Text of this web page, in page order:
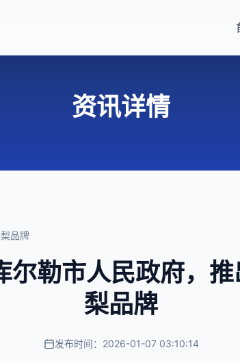
资讯详情
品牌
尔勒市人民政府，推
梨品牌
发布时间：2026-01-07 03:10:14